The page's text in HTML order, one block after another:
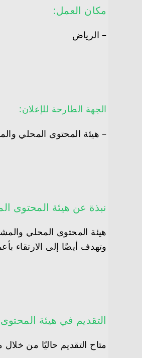
مكان العمل:
– الرياض
الجهة الطارحة للإعلان:
– هيئة المحتوى المحلي
نبذة عن هيئة المحتوى
وتهدف أيضًا إلى الارتقاء
التقديم في هيئة
متاح التقديم حاليًا من خلال